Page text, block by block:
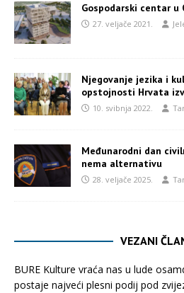
Gospodarski centar u
27. veljače 2021.
Njegovanje jezika i
opstojnosti Hrvata
10. svibnja 2022.
Međunarodni dan
nema alternativu
28. veljače 2025.
VEZANI
BURE Kulture vraća nas u lude
postaje najveći plesni podij pod